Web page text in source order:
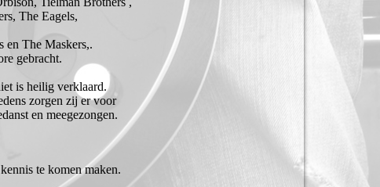
The Eagels,
en The Maskers,.
gebracht.
is heilig verklaard.
zorgen zij er voor
en meegezongen.
te komen maken.